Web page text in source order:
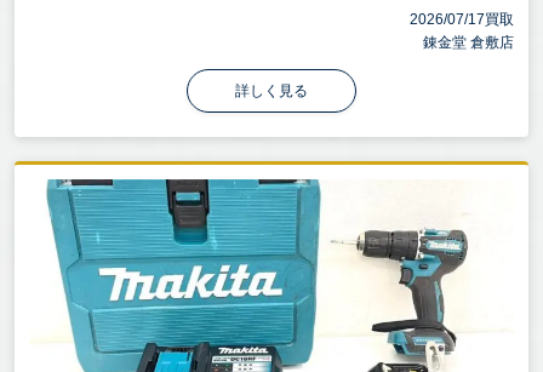
2026/07/17買取
錬金堂 倉敷店
詳しく見る